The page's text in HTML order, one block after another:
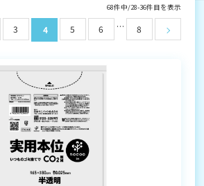
68件中/28-36件目を表示
3 4 5 6 … 8